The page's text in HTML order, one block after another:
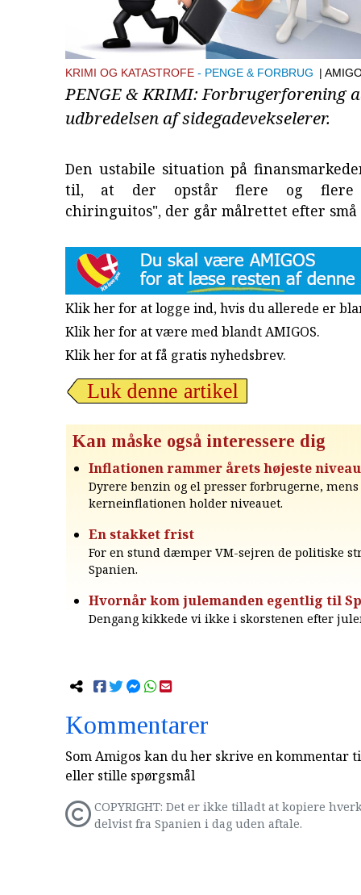
KRIMI OG KATASTROFE PENGE & FORBRUG |
PENGE & KRIMI: Forbrugerforening
udbredelsen af sidegadevekselerer.
Den ustabile situation på
til, at der opstår flere og flere
chiringuitos", der går målrettet efter små
Klik her for at logge ind, hvis du allerede er
Klik her for at være med blandt AMIGOS.
Klik her for at få gratis nyhedsbrev.
Kan måske også interessere dig
Inflationen rammer årets højeste niveau
Dyrere benzin og el presser forbrugerne, mens
kerneinflationen holder niveauet.
En stakket frist
For en stund dæmper VM-sejren de politiske
Spanien.
Hvornår kom julemanden egentlig til
Dengang kikkede vi ikke i skorstenen efter
Kommentarer
Som Amigos kan du her skrive en kommentar
eller stille spørgsmål
COPYRIGHT: Det er ikke tilladt at kopiere
delvist fra Spanien i dag uden aftale.